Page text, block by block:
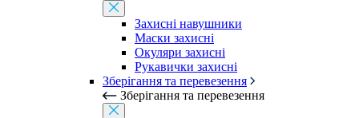
Захисні навушники
Маски захисні
Окуляри захисні
Рукавички захисні
Зберігання та перевезення
Зберігання та перевезення